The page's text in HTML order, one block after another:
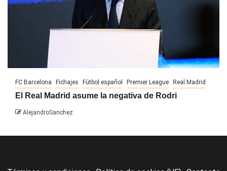
FC Barcelona Fichajes Fútbol español Premier League Real Madrid
El Real Madrid asume la negativa de Rodri
AlejandroSanchez